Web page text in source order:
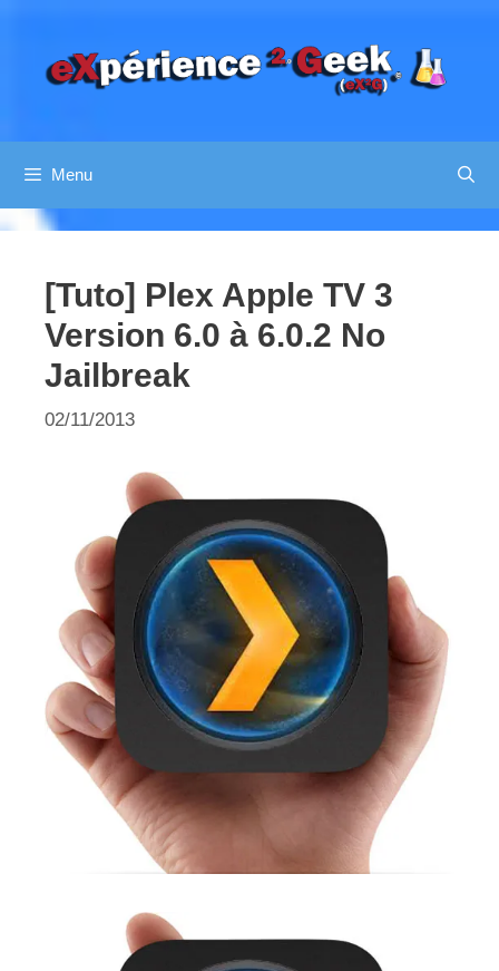
contenu
Menu
[Tuto] Plex Apple TV 3
Version 6.0 à 6.0.2 No
Jailbreak
02/11/2013